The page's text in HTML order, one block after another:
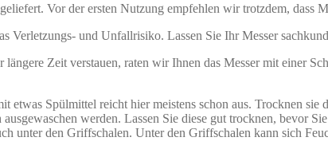
Vor der ersten Nutzung empfehlen wir trotzdem, dass
Verletzungs- und Unfallrisiko. Lassen Sie Ihr Messer
Zeit verstauen, raten wir Ihnen das Messer mit einer
Spülmittel reicht hier meistens schon aus. Trocknen
werden. Lassen Sie diese gut trocknen, bevor
unter den Griffschalen. Unter den Griffschalen kann sich